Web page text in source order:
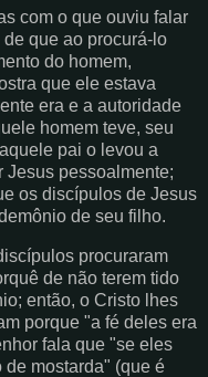
com o que ouviu falar
que ao procurá-lo
do homem,
que ele estava
era e a autoridade
homem teve, seu
pai o levou a
Jesus pessoalmente;
os discípulos de Jesus
de seu filho.
procuraram
de não terem tido
então, o Cristo lhes
porque "a fé deles era
fala que "se eles
de mostarda" (que é